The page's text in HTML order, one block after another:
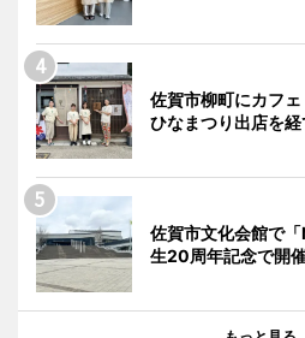
佐賀市柳町にカフ
ひなまつり出店を
佐賀市文化会館で
生20周年記念で開